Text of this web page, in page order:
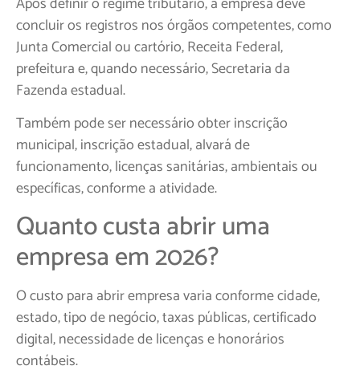
concluir os registros nos órgãos competentes, como
Junta Comercial ou cartório, Receita Federal,
prefeitura e, quando necessário, Secretaria da
Fazenda estadual.
Também pode ser necessário obter inscrição
municipal, inscrição estadual, alvará de
funcionamento, licenças sanitárias, ambientais ou
específicas, conforme a atividade.
Quanto custa abrir uma
empresa em 2026?
O custo para abrir empresa varia conforme cidade,
estado, tipo de negócio, taxas públicas, certificado
digital, necessidade de licenças e honorários
contábeis.